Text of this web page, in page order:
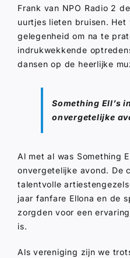
Frank van NPO Radio 2
uurtjes lieten bruisen.
gelegenheid om na te
indrukwekkende
dansen op de heerlijke
Something Ell’s
onvergetelijke
Al met al was Something
onvergetelijke avond. De
talentvolle
jaar fanfare Ellona en de
zorgden voor een
is.
Als vereniging zijn we